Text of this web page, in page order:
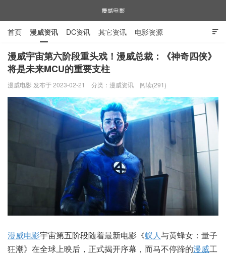
漫威电影

首页 漫威资讯 DC资讯 其它资讯 电影资源
电视剧资源 漫威图片
漫威宇宙第六阶段重头戏！漫威总裁：《神奇四侠》
将是未来MCU的重要支柱
漫威电影 发布于 2023-02-21 分类： 漫威资讯 阅读(291)
漫威电影宇宙第五阶段随着最新电影《蚁人与黄蜂女：量子
狂潮》在全球上映后，正式揭开序幕，而马不停蹄的漫威工